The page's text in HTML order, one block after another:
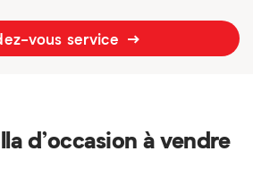
- vous service
d’occasion à vendre